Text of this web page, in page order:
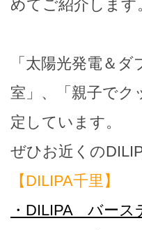
めてご紹介します
「太陽光発電＆
室」、「親子で
定しています。
ぜひお近くの
【DILIPA千里】
・DILIPA バース